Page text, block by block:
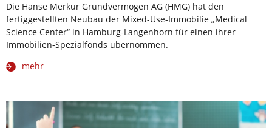
Die Hanse Merkur Grundvermögen AG (HMG) hat den
fertiggestellten Neubau der Mixed-Use-Immobilie „Medical
Science Center“ in Hamburg-Langenhorn für einen ihrer
Immobilien-Spezialfonds übernommen.
mehr